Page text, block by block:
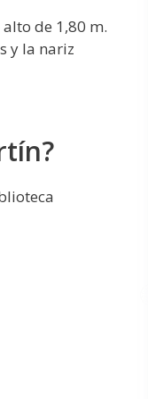
de 1,80 m.
y la nariz